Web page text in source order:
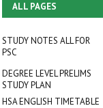
ALL PAGES
STUDY NOTES ALL FOR
PSC
DEGREE LEVEL PRELIMS
STUDY PLAN
HSA ENGLISH TIMETABLE